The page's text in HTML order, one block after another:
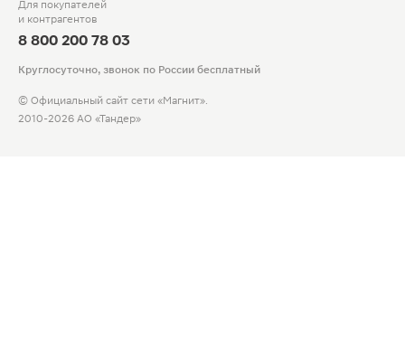
Для покупателей
и контрагентов
8 800 200 78 03
Круглосуточно, звонок по России бесплатный
© Официальный сайт сети «Магнит».
2010-2026 АО «Тандер»